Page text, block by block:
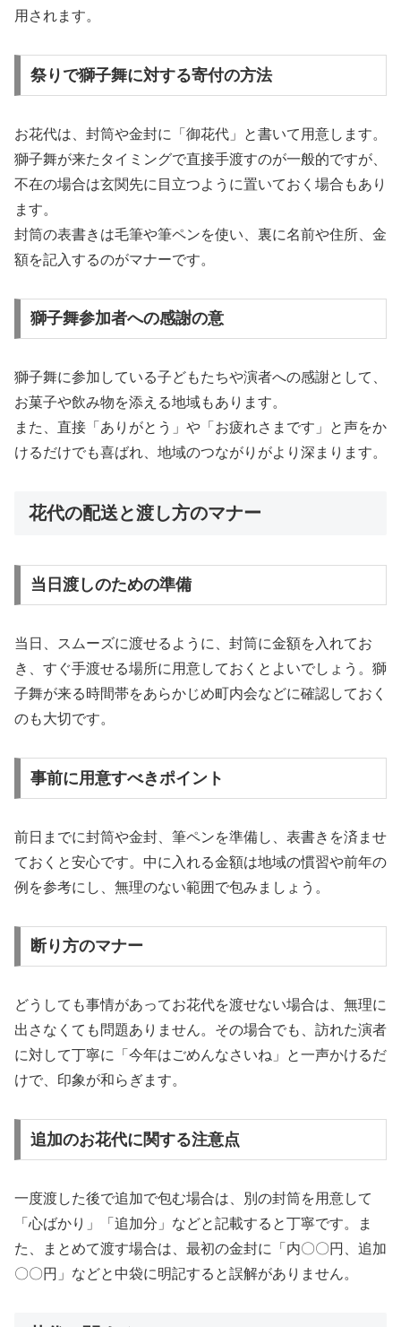
用されます。
祭りで獅子舞に対する寄付の方法
お花代は、封筒や金封に「御花代」と書いて用意します。
獅子舞が来たタイミングで直接手渡すのが一般的ですが、
不在の場合は玄関先に目立つように置いておく場合もあり
ます。
封筒の表書きは毛筆や筆ペンを使い、裏に名前や住所、金
額を記入するのがマナーです。
獅子舞参加者への感謝の意
獅子舞に参加している子どもたちや演者への感謝として、
お菓子や飲み物を添える地域もあります。
また、直接「ありがとう」や「お疲れさまです」と声をか
けるだけでも喜ばれ、地域のつながりがより深まります。
花代の配送と渡し方のマナー
当日渡しのための準備
当日、スムーズに渡せるように、封筒に金額を入れてお
き、すぐ手渡せる場所に用意しておくとよいでしょう。獅
子舞が来る時間帯をあらかじめ町内会などに確認しておく
のも大切です。
事前に用意すべきポイント
前日までに封筒や金封、筆ペンを準備し、表書きを済ませ
ておくと安心です。中に入れる金額は地域の慣習や前年の
例を参考にし、無理のない範囲で包みましょう。
断り方のマナー
どうしても事情があってお花代を渡せない場合は、無理に
出さなくても問題ありません。その場合でも、訪れた演者
に対して丁寧に「今年はごめんなさいね」と一声かけるだ
けで、印象が和らぎます。
追加のお花代に関する注意点
一度渡した後で追加で包む場合は、別の封筒を用意して
「心ばかり」「追加分」などと記載すると丁寧です。ま
た、まとめて渡す場合は、最初の金封に「内〇〇円、追加
〇〇円」などと中袋に明記すると誤解がありません。